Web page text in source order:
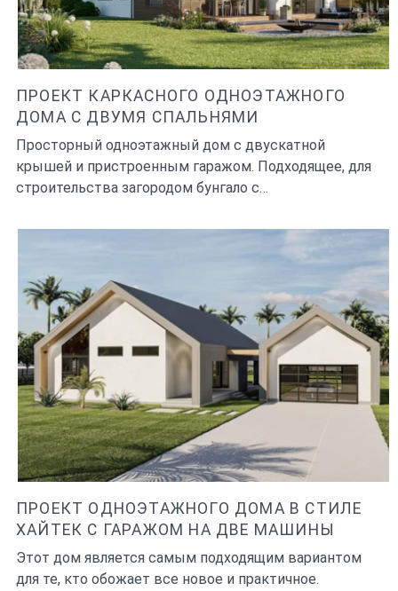
ПРОЕКТ КАРКАСНОГО ОДНОЭТАЖНОГО
ДОМА С ДВУМЯ СПАЛЬНЯМИ
Просторный одноэтажный дом с двускатной
крышей и пристроенным гаражом. Подходящее, для
строительства загородом бунгало с…
ПРОЕКТ ОДНОЭТАЖНОГО ДОМА В СТИЛЕ
ХАЙТЕК С ГАРАЖОМ НА ДВЕ МАШИНЫ
Этот дом является самым подходящим вариантом
для те, кто обожает все новое и практичное.